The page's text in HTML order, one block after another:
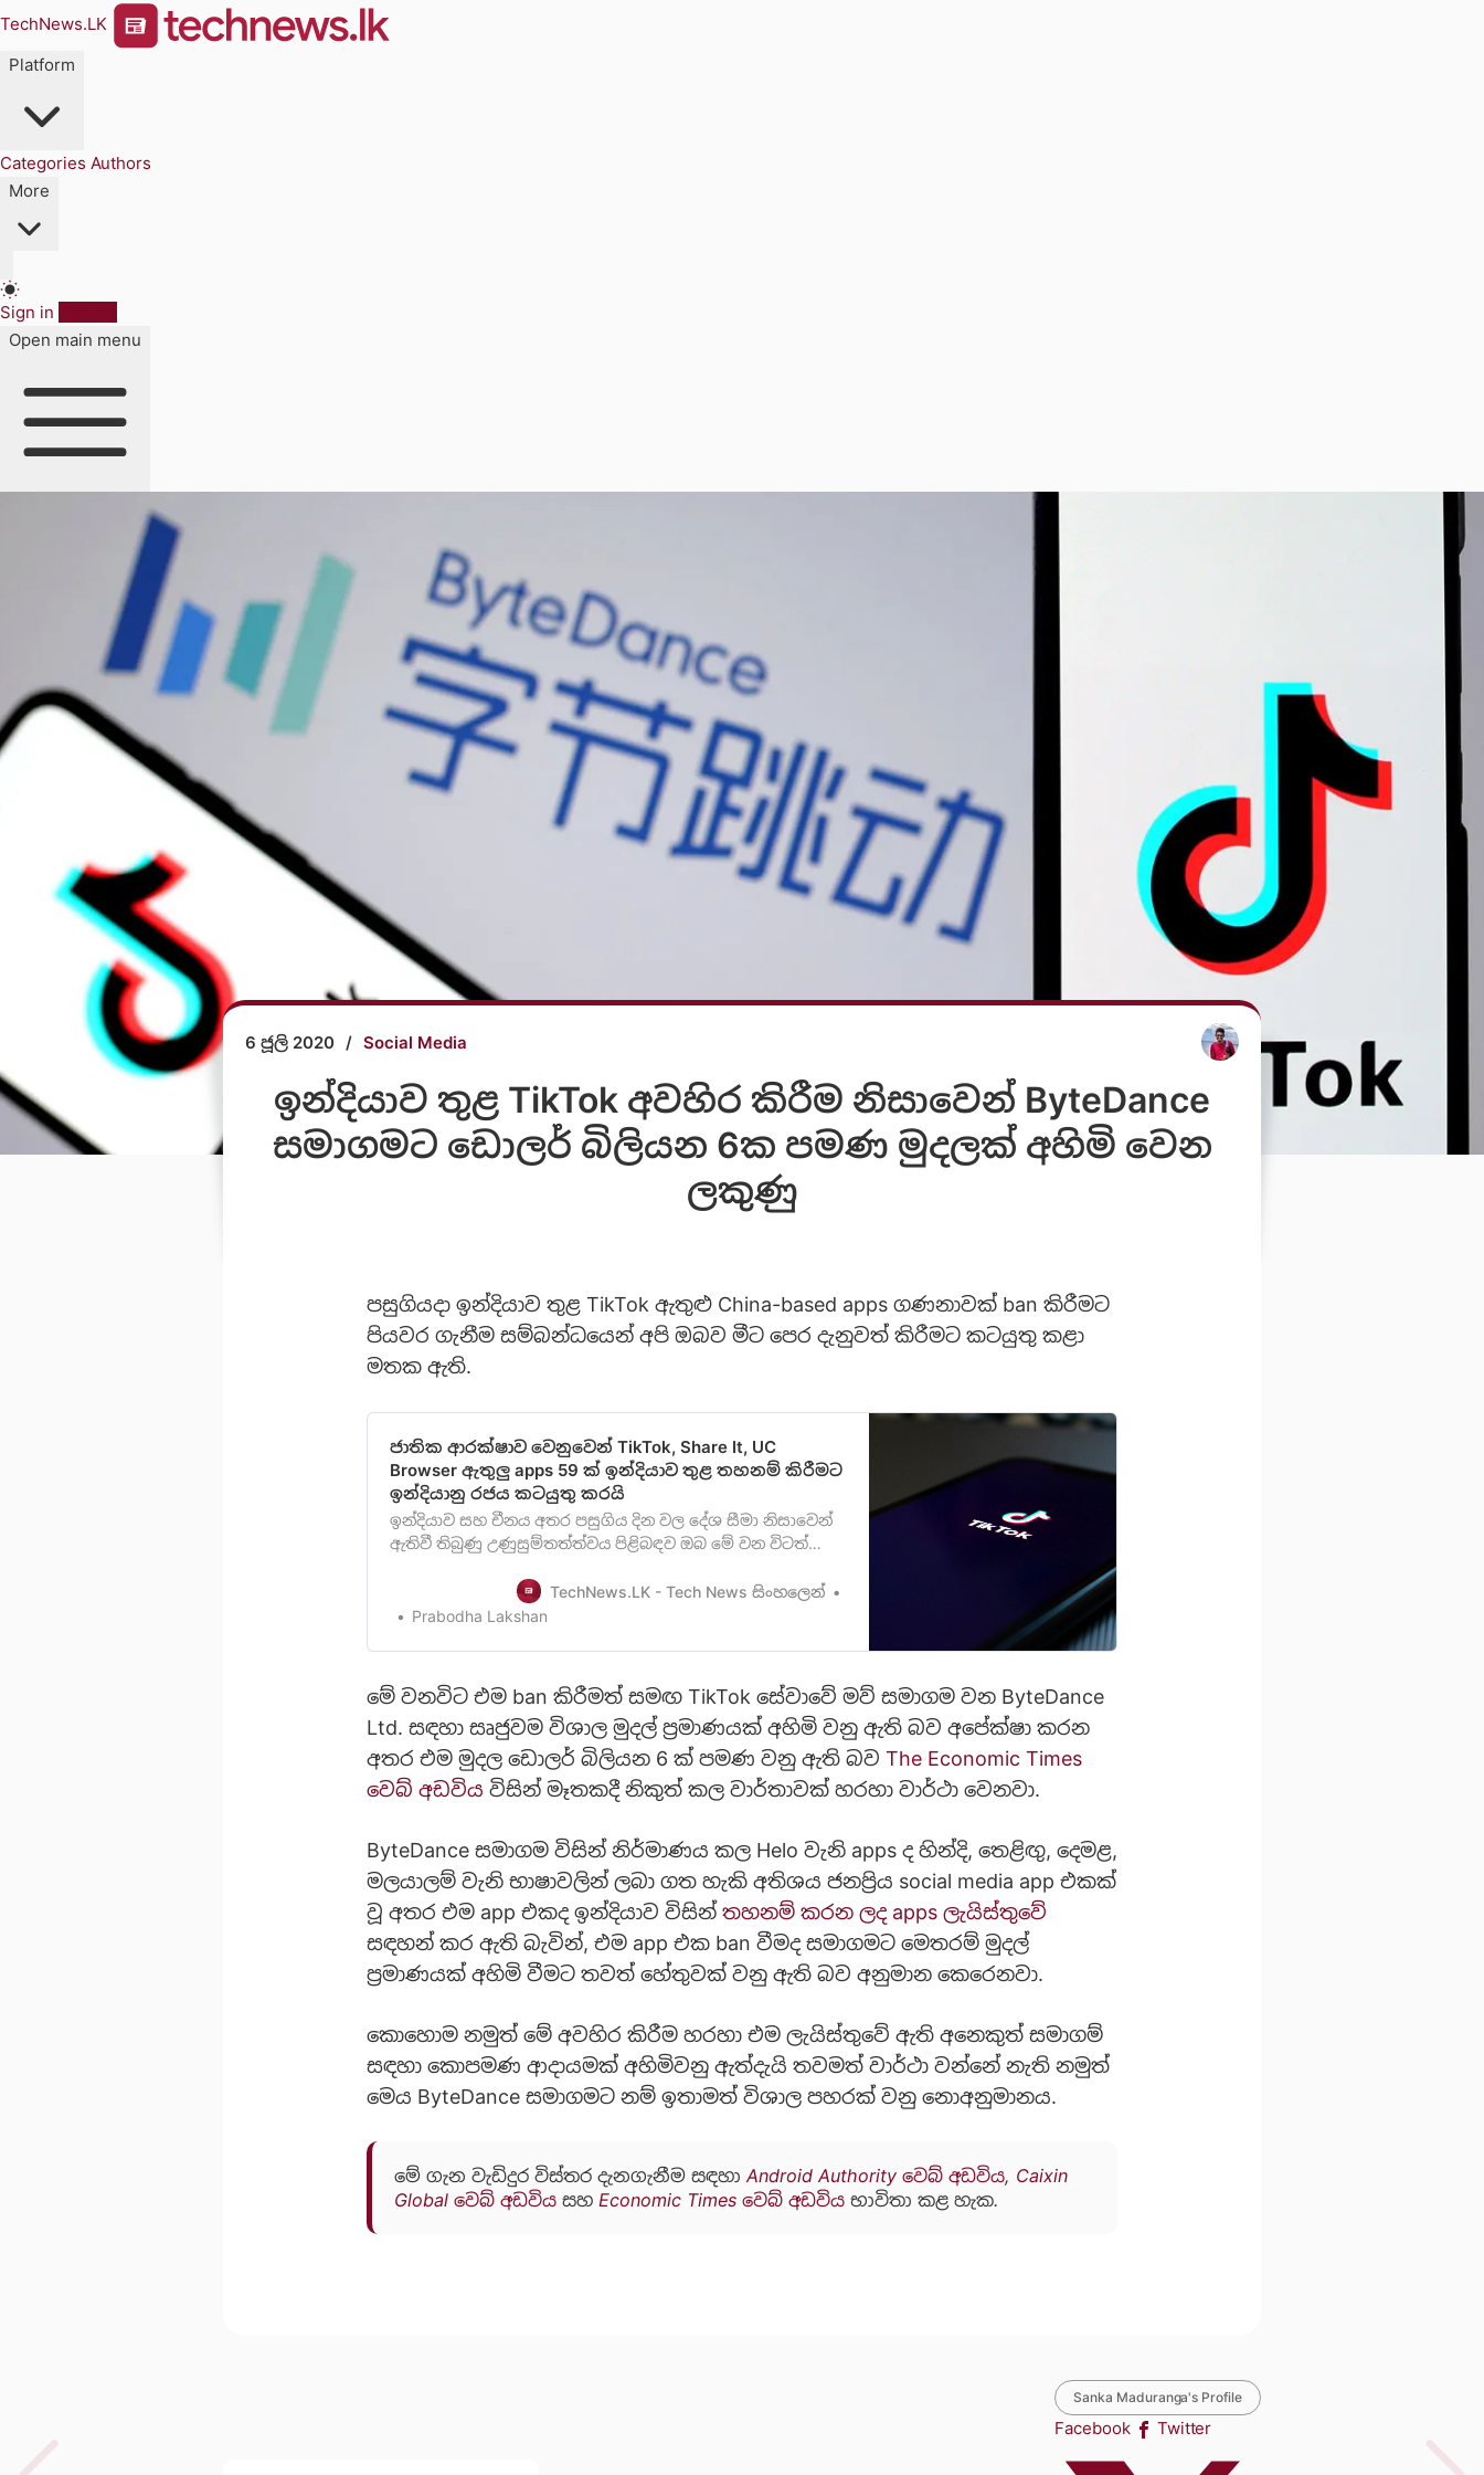
TechNews.LK
Platform
Categories Authors
More
Sign in
Open main menu
6 ජූලි 2020 / Social Media
ඉන්දියාව තුළ TikTok අවහිර කිරීම නිසාවෙන් ByteDance
සමාගමට ඩොලර් බිලියන 6ක පමණ මුදලක් අහිමි වෙන
ලකුණු
පසුගියදා ඉන්දියාව තුළ TikTok ඇතුළු China-based apps ගණනාවක් ban කිරීමට
පියවර ගැනීම සම්බන්ධයෙන් අපි ඔබව මීට පෙර දැනුවත් කිරීමට කටයුතු කළා
මතක ඇති.
ජාතික ආරක්ෂාව වෙනුවෙන් TikTok, Share It, UC
Browser ඇතුලු apps 59 ක් ඉන්දියාව තුළ තහනම් කිරීමට
ඉන්දියානු රජය කටයුතු කරයි
ඉන්දියාව සහ චීනය අතර පසුගිය දින වල දේශ සීමා නිසාවෙන්
ඇතිවී තිබුණු උණුසුම්තත්ත්වය පිළිබඳව ඔබ මේ වන විටත්
ආරක්ෂ‍ාව වෙනුවෙන් චීනය විසින් නිෂ්පාදනය කළapps 59ක්
ඉන්දියාව තුළ තහනම් කිරීමට කටයුතු කර ඇති අතර එරට තුළ
TechNews.LK - Tech News සිංහලෙන්
Prabodha Lakshan
මේ වනවිට එම ban කිරීමත් සමඟ TikTok සේවාවේ මව් සමාගම වන ByteDance
Ltd. සඳහා සෘජුවම විශාල මුදල් ප්‍රමාණයක් අහිමි වනු ඇති බව අපේක්ෂා කරන
අතර එම මුදල ඩොලර් බිලියන 6 ක් පමණ වනු ඇති බව The Economic Times
වෙබ් අඩවිය විසින් මෑතකදී නිකුත් කල වාර්තාවක් හරහා වාර්ථා වෙනවා.
ByteDance සමාගම විසින් නිර්මාණය කල Helo වැනි apps ද හින්දි, තෙළිඟු, දෙමළ,
මලයාලම් වැනි භාෂාවලින් ලබා ගත හැකි අතිශය ජනප්‍රිය social media app එකක්
වූ අතර එම app එකද ඉන්දියාව විසින් තහනම් කරන ලද apps ලැයිස්තුවේ
සඳහන් කර ඇති බැවින්, එම app එක ban වීමද සමාගමට මෙතරම් මුදල්
ප්‍රමාණයක් අහිමි වීමට තවත් හේතුවක් වනු ඇති බව අනුමාන කෙරෙනවා.
කොහොම නමුත් මේ අවහිර කිරීම හරහා එම ලැයිස්තුවේ ඇති අනෙකුත් සමාගම්
සඳහා කොපමණ ආදායමක් අහිමිවනු ඇත්දැයි තවමත් වාර්ථා වන්නේ නැති නමුත්
මෙය ByteDance සමාගමට නම් ඉතාමත් විශාල පහරක් වනු නොඅනුමානය.
මේ ගැන වැඩිදුර විස්තර දැනගැනීම සඳහා Android Authority වෙබ් අඩවිය, Caixin
Global වෙබ් අඩවිය සහ Economic Times වෙබ් අඩවිය භාවිතා කළ හැක.
Sanka Maduranga's Profile
Facebook Twitter